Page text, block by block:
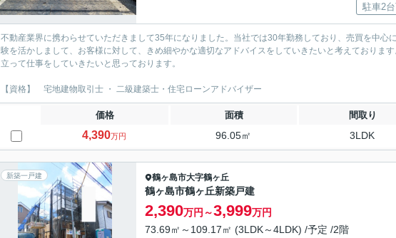
駐車2
不動産業界に携わらせていただきまして35年になりました。当社では30年勤務しており、売買を中心
験を活かしまして、お客様に対して、きめ細やかな適切なアドバイスをしていきたいと考えておりま
立って仕事をしていきたいと思っております。
【資格】 宅地建物取引士 ・ 二級建築士・住宅ローンアドバイザー
価格 面積 間取り
4,390万円 96.05㎡ 3LDK
新築一戸建 鶴ヶ島市大字鶴ヶ丘
鶴ヶ島市鶴ヶ丘新築戸建
2,390万円～3,999万円
73.69㎡～109.17㎡ (3LDK～4LDK) /予定 /2階